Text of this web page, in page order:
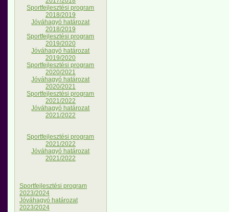
Sportfejlesztési program
2018/2019
Jóváhagyó határozat
2018/2019
Sportfejlesztési program
2019/2020
Jóváhagyó határozat
2019/2020
Sportfejlesztési program
2020/2021
Jóváhagyó határozat
2020/2021
Sportfejlesztési program
2021/2022
Jóváhagyó határozat
2021/2022
Sportfejlesztési program
2021/2022
Jóváhagyó határozat
2021/2022
Sportfejlesztési program
2023/2024
Jóváhagyó határozat
2023/2024